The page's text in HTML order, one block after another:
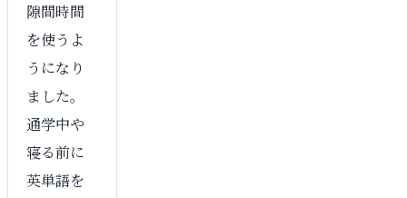
隙間時間
を使うよ
うになり
ました。
通学中や
寝る前に
英単語を